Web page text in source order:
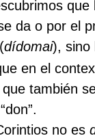
da o por el
dídomai), sino
en el
también
no es